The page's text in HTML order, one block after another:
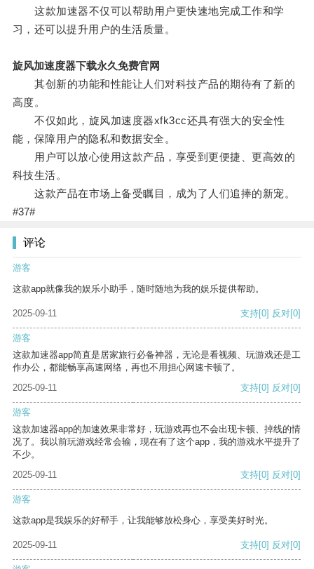
这款加速器不仅可以帮助用户更快速地完成工作和学
习，还可以提升用户的生活质量。
旋风加速度器下载永久免费官网
其创新的功能和性能让人们对科技产品的期待有了新的
高度。
不仅如此，旋风加速度器xfk3cc还具有强大的安全性
能，保障用户的隐私和数据安全。
用户可以放心使用这款产品，享受到更便捷、更高效的
科技生活。
这款产品在市场上备受瞩目，成为了人们追捧的新宠。
#37#
评论
游客
这款app就像我的娱乐小助手，随时随地为我的娱乐提供帮助。
2025-09-11 支持[0] 反对[0]
游客
这款加速器app简直是居家旅行必备神器，无论是看视频、玩游戏还是工
作办公，都能畅享高速网络，再也不用担心网速卡顿了。
2025-09-11
支持[0] 反对[0]
游客
这款加速器app的加速效果非常好，玩游戏再也不会出现卡顿、掉线的情
况了。我以前玩游戏经常会输，现在有了这个app，我的游戏水平提升了
不少。
2025-09-11
支持[0] 反对[0]
游客
这款app是我娱乐的好帮手，让我能够放松身心，享受美好时光。
2025-09-11 支持[0] 反对[0]